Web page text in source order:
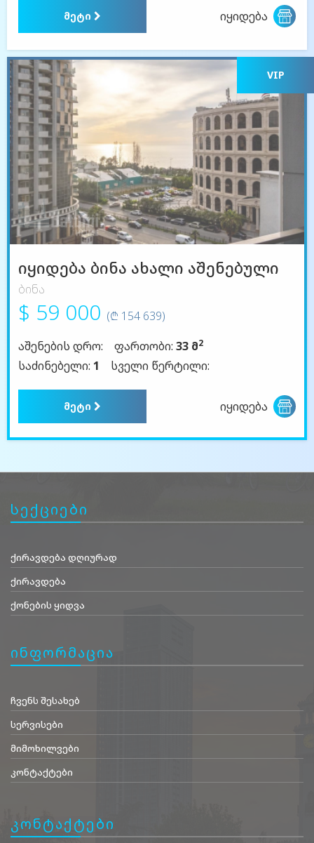
მეტი იყიდება
VIP
იყიდება ბინა ახალი აშენებული
ბინა
$ 59 000 (₾ 154 639)
აშენების დრო:
ფართობი: 33 მ2
საძინებელი: 1 სველი წერტილი:
მეტი იყიდება
სექციები
ქირავდება დღიურად
ქირავდება
ქონების ყიდვა
ინფორმაცია
ჩვენს შესახებ
სერვისები
მიმოხილვები
კონტაქტები
კონტაქტები